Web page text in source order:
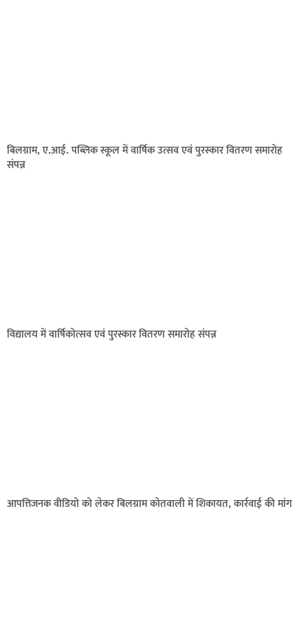
बिलग्राम, ए.आई. पब्लिक स्कूल में वार्षिक उत्सव एवं पुरस्कार वितरण समारोह
संपन्न
विद्यालय में वार्षिकोत्सव एवं पुरस्कार वितरण समारोह संपन्न
आपत्तिजनक वीडियो को लेकर बिलग्राम कोतवाली में शिकायत, कार्रवाई की मांग